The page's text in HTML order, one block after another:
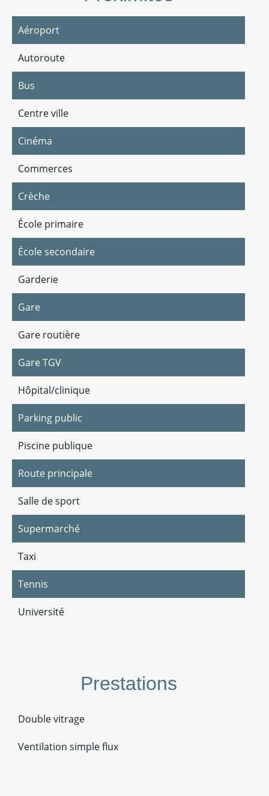
Aéroport
Autoroute
Bus
Centre ville
Cinéma
Commerces
Crèche
École primaire
École secondaire
Garderie
Gare
Gare routière
Gare TGV
Hôpital/clinique
Parking public
Piscine publique
Route principale
Salle de sport
Supermarché
Taxi
Tennis
Université
Prestations
Double vitrage
Ventilation simple flux